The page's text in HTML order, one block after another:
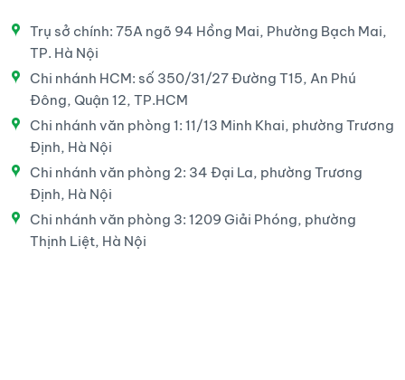
Trụ sở chính: 75A ngõ 94 Hồng Mai, Phường Bạch Mai,
TP. Hà Nội
Chi nhánh HCM: số 350/31/27 Đường T15, An Phú
Đông, Quận 12, TP.HCM
Chi nhánh văn phòng 1: 11/13 Minh Khai, phường Trương
Định, Hà Nội
Chi nhánh văn phòng 2: 34 Đại La, phường Trương
Định, Hà Nội
Chi nhánh văn phòng 3: 1209 Giải Phóng, phường
Thịnh Liệt, Hà Nội